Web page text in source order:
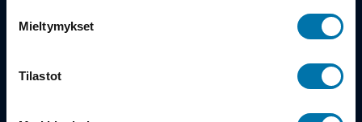
Mieltymykset
Tilastot